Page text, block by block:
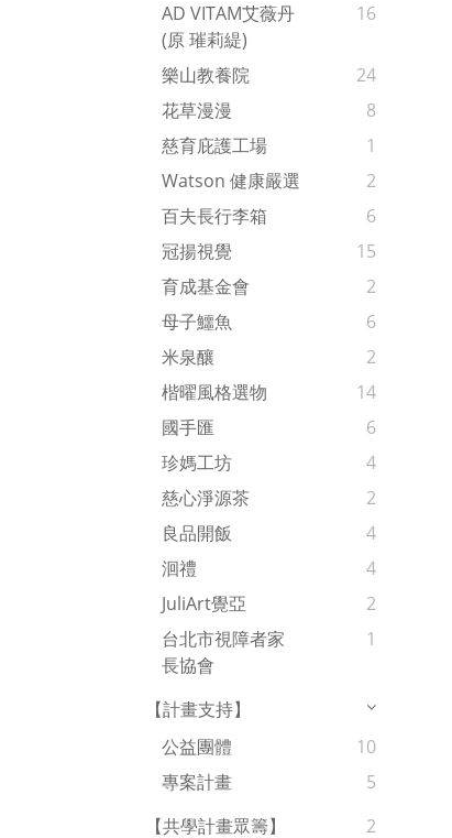
AD VITAM艾薇丹
(原 璀莉緹)
16
樂山教養院
24
花草漫漫
8
慈育庇護工場
1
Watson 健康嚴選
2
百夫長行李箱
6
冠揚視覺
15
育成基金會
2
母子鱷魚
6
米泉釀
2
楷曜風格選物
14
國手匯
6
珍媽工坊
4
慈心淨源茶
2
良品開飯
4
洄禮
4
JuliArt覺亞
2
台北市視障者家
長協會
1
【計畫支持】
公益團體
10
專案計畫
5
【共學計畫眾籌】
2